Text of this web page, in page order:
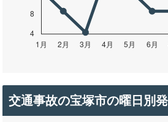
交通事故の宝塚市の曜日別